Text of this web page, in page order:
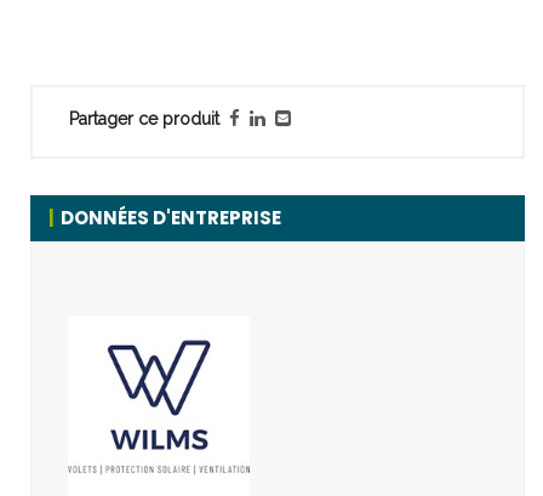
Partager ce produit
DONNÉES D'ENTREPRISE